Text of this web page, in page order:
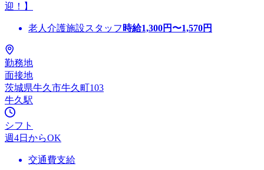
迎！】
老人介護施設スタッフ 時給1,300円〜1,570円
勤務地
面接地
茨城県牛久市牛久町103
牛久駅
シフト
週4日からOK
交通費支給